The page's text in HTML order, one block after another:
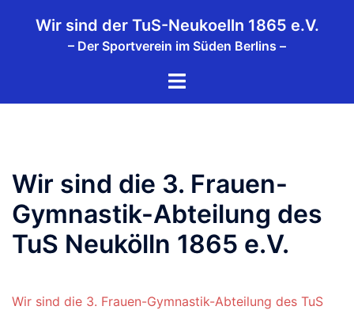
Wir sind der TuS-Neukoelln 1865 e.V.
– Der Sportverein im Süden Berlins –
Menü
Wir sind die 3. Frauen-
Gymnastik-Abteilung des
TuS Neukölln 1865 e.V.
Wir sind die 3. Frauen-Gymnastik-Abteilung des TuS